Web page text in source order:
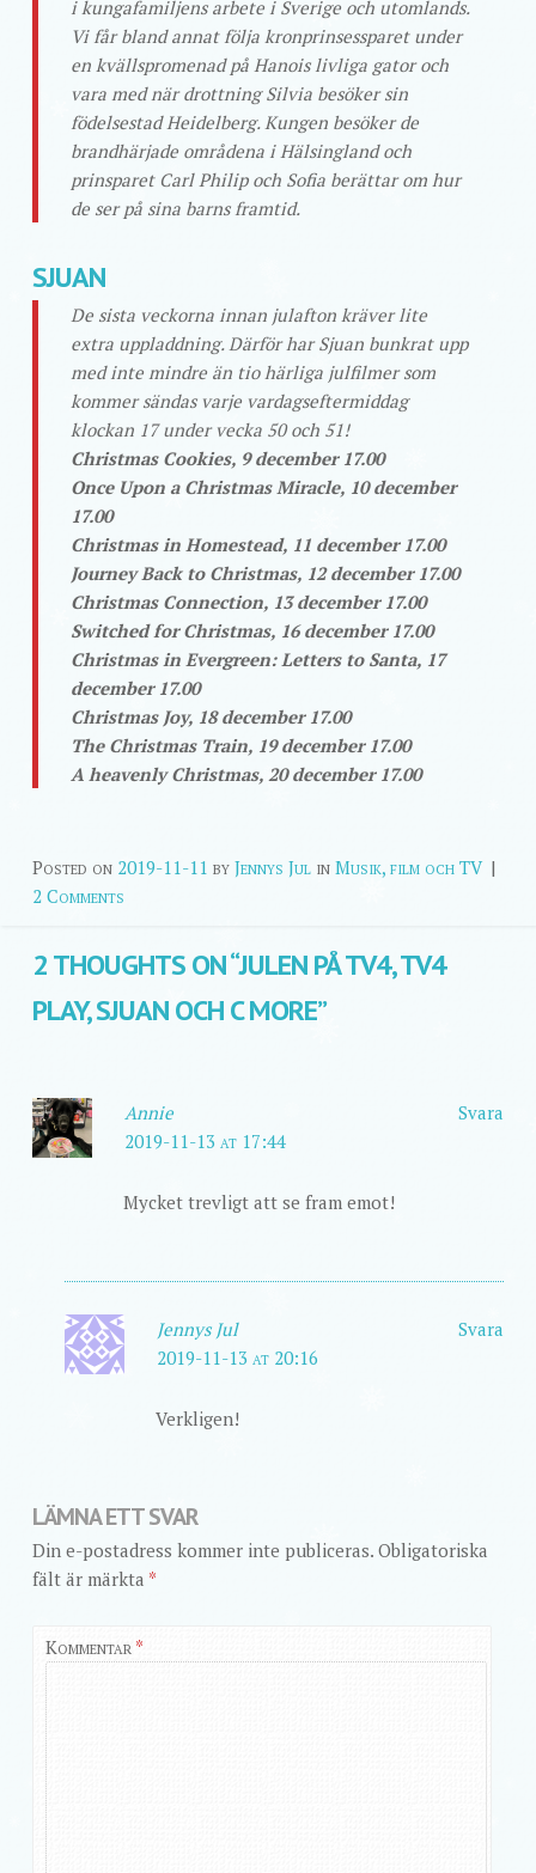
i kungafamiljens arbete i Sverige och utomlands.
Vi får bland annat följa kronprinsessparet under
en kvällspromenad på Hanois livliga gator och
vara med när drottning Silvia besöker sin
födelsestad Heidelberg. Kungen besöker de
brandhärjade områdena i Hälsingland och
prinsparet Carl Philip och Sofia berättar om hur
de ser på sina barns framtid.
SJUAN
De sista veckorna innan julafton kräver lite
extra uppladdning. Därför har Sjuan bunkrat upp
med inte mindre än tio härliga julfilmer som
kommer sändas varje vardagseftermiddag
klockan 17 under vecka 50 och 51!
Christmas Cookies, 9 december 17.00
Once Upon a Christmas Miracle, 10 december
17.00
Christmas in Homestead, 11 december 17.00
Journey Back to Christmas, 12 december 17.00
Christmas Connection, 13 december 17.00
Switched for Christmas, 16 december 17.00
Christmas in Evergreen: Letters to Santa, 17
december 17.00
Christmas Joy, 18 december 17.00
The Christmas Train, 19 december 17.00
A heavenly Christmas, 20 december 17.00
Posted on 2019-11-11 by Jennys Jul in Musik, film och TV |
2 Comments
2 THOUGHTS ON “JULEN PÅ TV4, TV4
PLAY, SJUAN OCH C MORE”
Svara
Annie
2019-11-13 at 17:44
Mycket trevligt att se fram emot!
Svara
Jennys Jul
2019-11-13 at 20:16
Verkligen!
LÄMNA ETT SVAR
Din e-postadress kommer inte publiceras. Obligatoriska
fält är märkta *
Kommentar *